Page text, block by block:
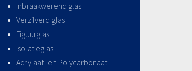
Inbraakwerend glas
Verzilverd glas
Figuurglas
Isolatieglas
Acrylaat- en Polycarbonaat